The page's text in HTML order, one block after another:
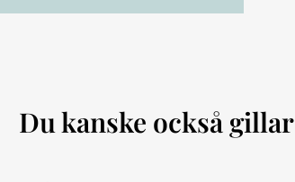
Du kanske också gillar